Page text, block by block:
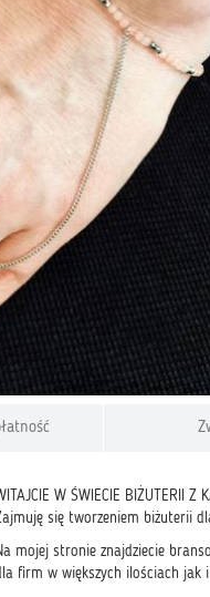
W ŚWIECIE BIŻUTERII Z
się tworzeniem biżuterii
mojej stronie znajdziecie
firm w większych ilościach jak